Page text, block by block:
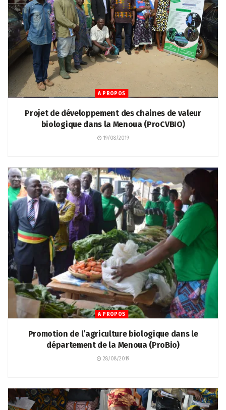
A PROPOS
Projet de développement des chaines de valeur
biologique dans la Menoua (ProCVBIO)
19/08/2019
A PROPOS
Promotion de l’agriculture biologique dans le
département de la Menoua (ProBio)
28/08/2019